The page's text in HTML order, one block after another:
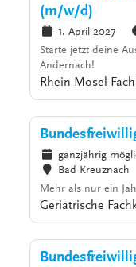
(m/w/d)
1. April 2027
Starte jetzt deine
Andernach!
Rhein-Mosel-
ganzjährig
Bad Kreuznach
Mehr als nur ein
Geriatrische